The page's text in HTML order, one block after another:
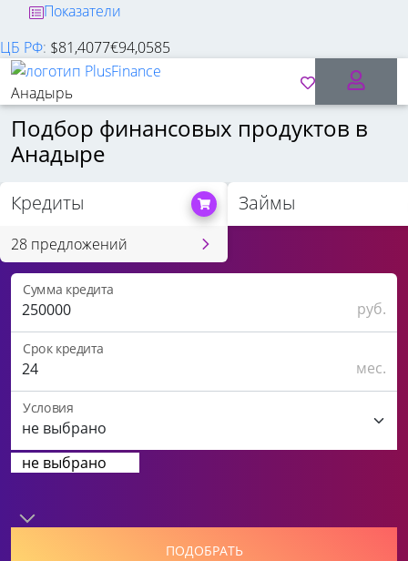
Показатели
ЦБ РФ: $81,4077€94,0585
Анадырь
Подбор финансовых продуктов в
Анадыре
Кредиты
28 предложений
Займы
Сумма кредита
руб.
Срок кредита
мес.
не выбрано
Условия
ПОДОБРАТЬ